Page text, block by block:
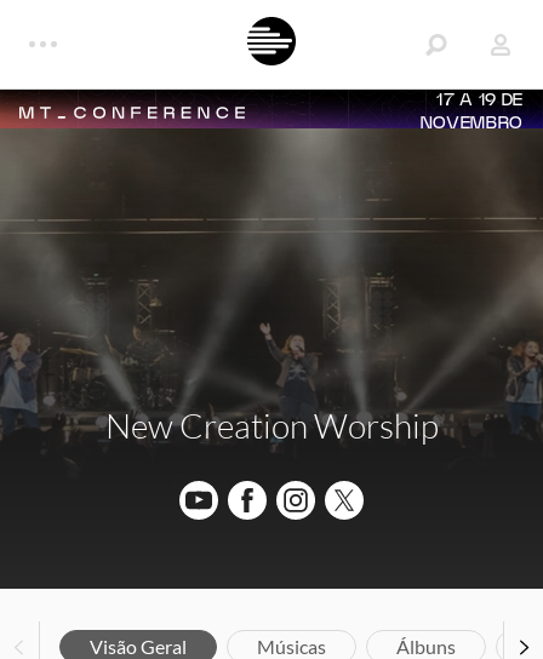
17 A 19 DE
NOVEMBRO
New Creation Worship
Visão Geral Músicas Álbuns